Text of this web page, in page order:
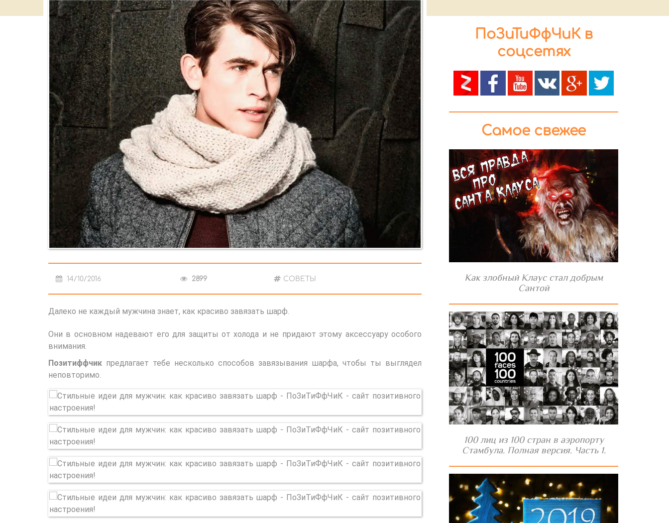
14/10/2016 2899 СОВЕТЫ
Далеко не каждый мужчина знает, как красиво завязать шарф.
Они в основном надевают его для защиты от холода и не придают этому аксессуару особого
внимания.
Позитиффчик предлагает тебе несколько способов завязывания шарфа, чтобы ты выглядел
неповторимо.
ПоЗиТиФфЧиК в
соцсетях
Самое свежее
Как злобный Клаус стал добрым
Сантой
100 лиц из 100 стран в аэропорту
Стамбула. Полная версия. Часть 1.